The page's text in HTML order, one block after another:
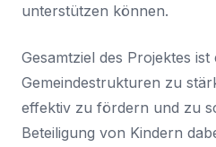
unterstützen können.
Gesamtziel des Projektes
Gemeindestrukturen zu
effektiv zu fördern und zu
Beteiligung von Kindern